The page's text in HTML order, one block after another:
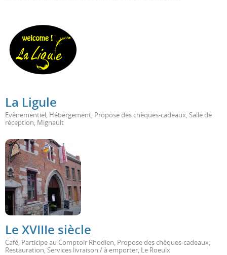
La Ligule
Evènementiel, Hébergement, Propose des chèques-cadeaux, Salle de
réception, Mignault
Le XVIIIe siècle
Café, Participe au Comptoir Rhodien, Propose des chèques-cadeaux,
Restauration, Services livraison / à emporter, Le Roeulx